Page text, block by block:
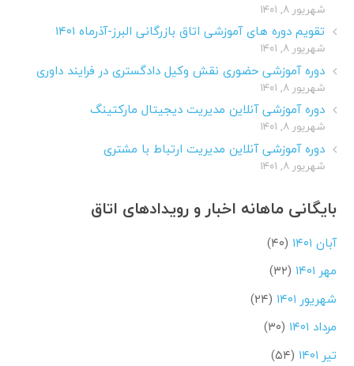
شهریور ۸, ۱۴۰۱
تقویم دوره های آموزشی اتاق بازرگانی البرز-آذرماه ۱۴۰۱
شهریور ۸, ۱۴۰۱
دوره آموزشی حضوری نقش وکیل دادگستری در فرایند داوری
شهریور ۸, ۱۴۰۱
دوره آموزشی آنلاین مدیریت دیجیتال مارکتینگ
شهریور ۸, ۱۴۰۱
دوره آموزشی آنلاین مدیریت ارتباط با مشتری
شهریور ۸, ۱۴۰۱
بایگانی ماهانه اخبار و رویدادهای اتاق
آبان ۱۴۰۱
(۴۰)
مهر ۱۴۰۱
(۳۲)
شهریور ۱۴۰۱
(۲۴)
مرداد ۱۴۰۱
(۳۰)
تیر ۱۴۰۱
(۵۴)